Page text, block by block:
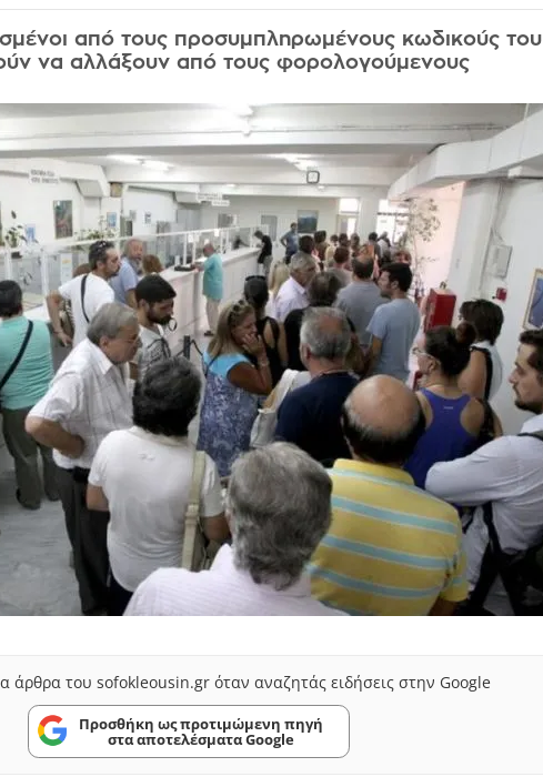
από τους προσυμπληρωμένους κωδικούς του
να αλλάξουν από τους φορολογούμενους
άρθρα του sofokleousin.gr όταν αναζητάς ειδήσεις στην Google
Προσθήκη ως προτιμώμενη πηγή
στα αποτελέσματα Google